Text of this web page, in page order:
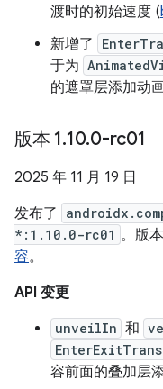
渡时的初始速度 (
新增了
于为
的遮罩层添加动
版本 1.10.0-rc01
2025 年 11 月 19 日
发布了
*:1.10.0-rc01 。版
容。
API 变更
unveilIn 和
容前面的叠加层